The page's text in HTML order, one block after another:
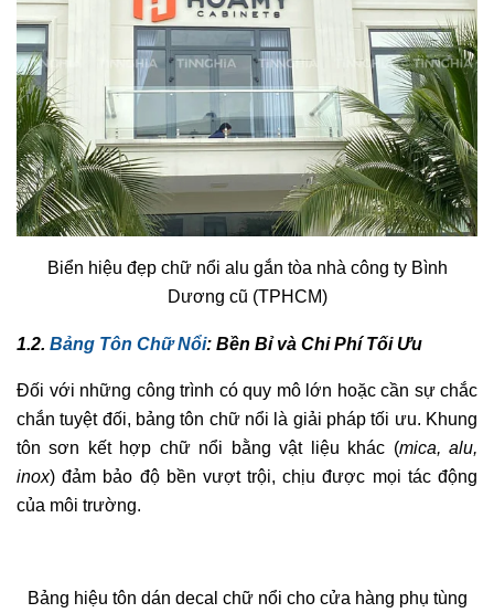
Biển hiệu đẹp chữ nổi alu gắn tòa nhà công ty Bình
Dương cũ (TPHCM)
1.2. Bảng Tôn Chữ Nổi: Bền Bỉ và Chi Phí Tối Ưu
Đối với những công trình có quy mô lớn hoặc cần sự chắc
chắn tuyệt đối, bảng tôn chữ nổi là giải pháp tối ưu. Khung
tôn sơn kết hợp chữ nổi bằng vật liệu khác (mica, alu,
inox) đảm bảo độ bền vượt trội, chịu được mọi tác động
của môi trường.